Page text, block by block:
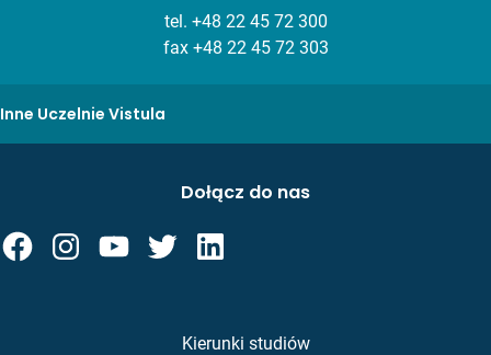
tel. +48 22 45 72 300
fax +48 22 45 72 303
Inne Uczelnie Vistula
Kierunki studiów
Dołącz do nas